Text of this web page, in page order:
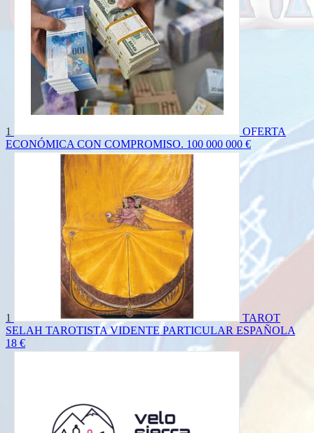
1
OFERTA
ECONÓMICA CON COMPROMISO. 100 000 000 €
1
TAROT
SELAH TAROTISTA VIDENTE PARTICULAR ESPAÑOLA
18 €